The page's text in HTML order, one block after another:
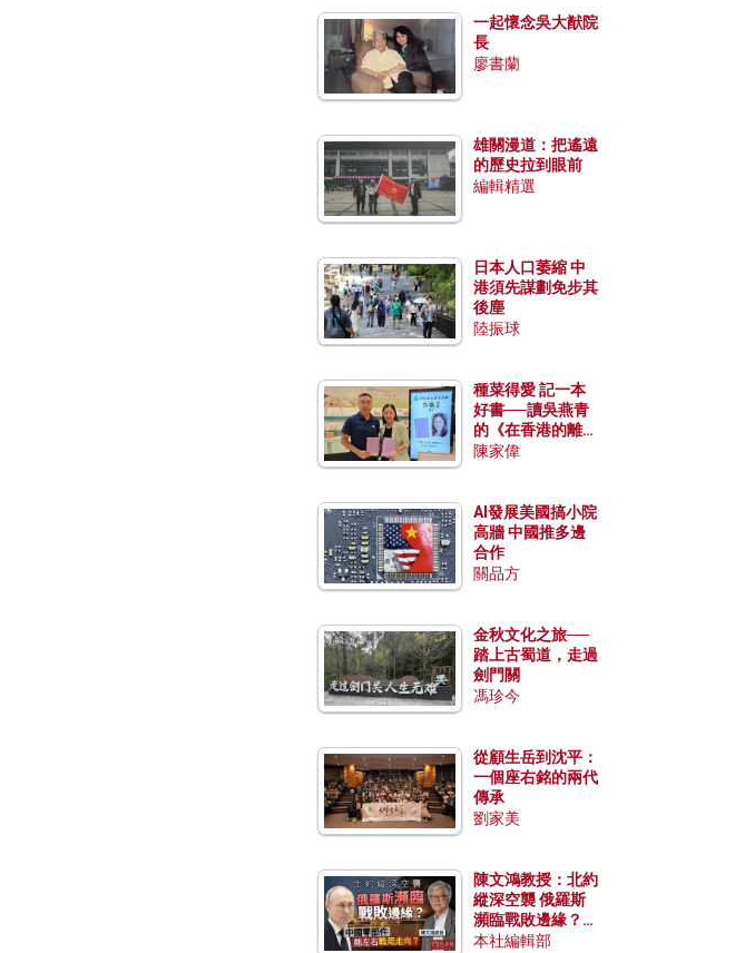
一起懷念吳大猷院
長
廖書蘭
雄關漫道：把遙遠
的歷史拉到眼前
編輯精選
日本人口萎縮 中
港須先謀劃免步其
後塵
陸振球
種菜得愛 記一本
好書──讀吳燕青
的《在香港的離島
種菜》
陳家偉
AI發展美國搞小院
高牆 中國推多邊
合作
關品方
金秋文化之旅──
踏上古蜀道，走過
劍門關
馮珍今
從顧生岳到沈平：
一個座右銘的兩代
傳承
劉家美
陳文鴻教授：北約
縱深空襲 俄羅斯
瀕臨戰敗邊緣？中
國零部件能左右戰
本社編輯部